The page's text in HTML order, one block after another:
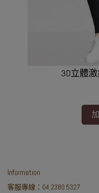
3D立體
Information
客服專線：04 2380 5327